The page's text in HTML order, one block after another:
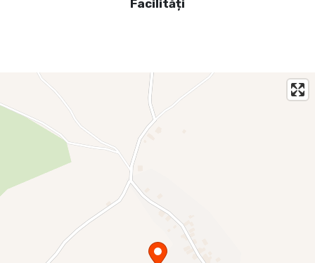
Facilități